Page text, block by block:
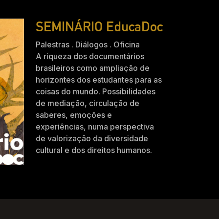
SEMINÁRIO EducaDoc
Palestras . Diálogos . Oficina
A riqueza dos documentários
brasileiros como ampliação de
horizontes dos estudantes para as
coisas do mundo. Possibilidades
de mediação, circulação de
saberes, emoções e
experiências, numa perspectiva
de valorização da diversidade
cultural e dos direitos humanos.